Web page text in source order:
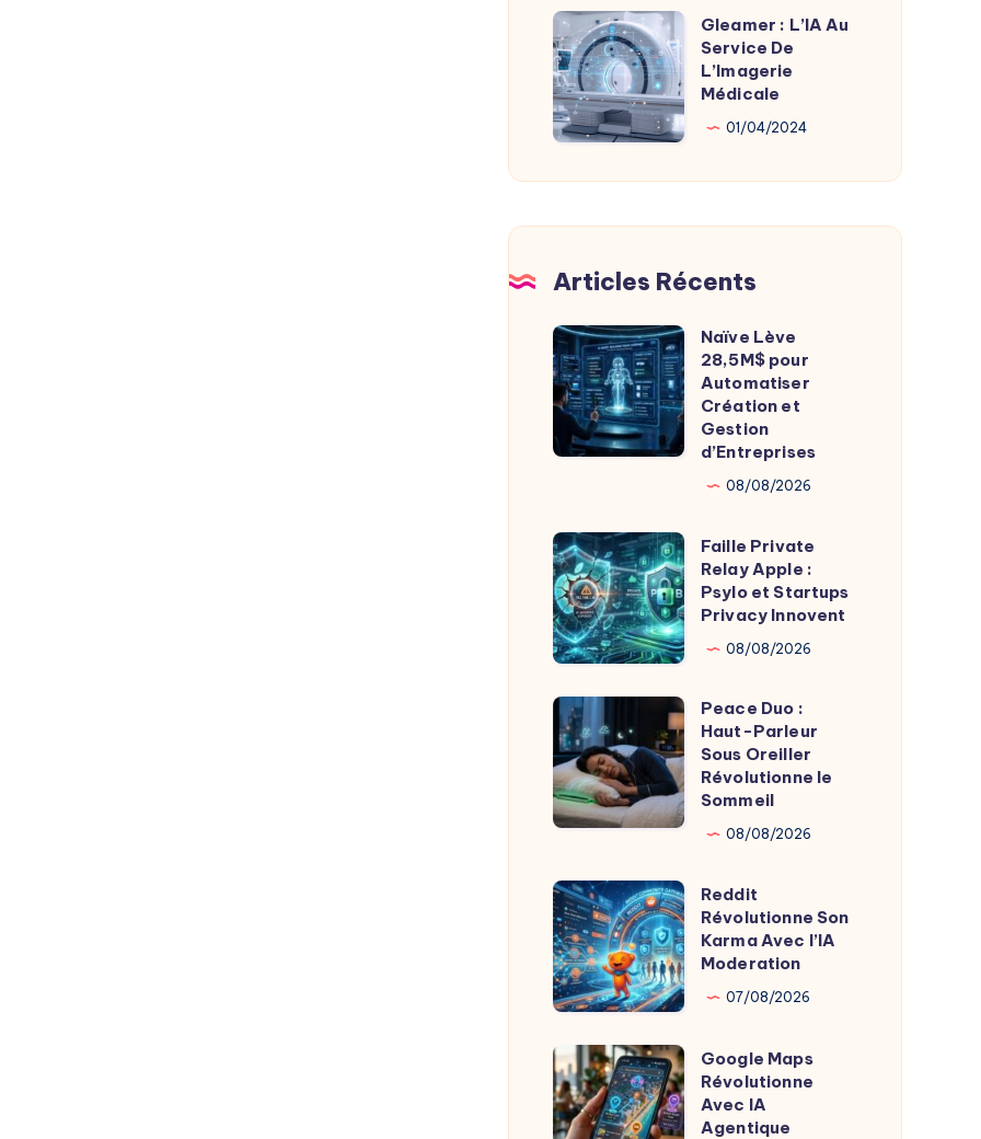
Alternatives
2025
Gleamer
:
L’IA
Au
Service
De
Gleamer : L’IA Au
Service De
L’Imagerie
Médicale
01/04/2024
Articles Récents
Naïve
Lève
28,5M$
pour
Automatiser
Gestion
d’Entreprises
Naïve Lève
28,5M$ pour
Automatiser
Création et
Gestion
d’Entreprises
08/08/2026
Faille
Private
Relay
Apple
Psylo
et
Startups
Privacy
Innovent
Faille Private
Relay Apple :
Psylo et Startups
Privacy Innovent
08/08/2026
Peace
Duo
:
Haut-
Parleur
Oreiller
Révolutionne
le
Sommeil
Peace Duo :
Haut-Parleur
Sous Oreiller
Révolutionne le
Sommeil
08/08/2026
Reddit
Révolutionne
Son
Karma
Avec
l’IA
Moderation
Reddit
Révolutionne Son
Karma Avec l’IA
Moderation
07/08/2026
Google
Maps
Révolutionne
Google Maps
Révolutionne
Avec IA
Agentique